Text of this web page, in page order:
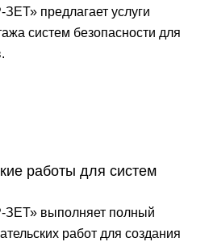
предлагает услуги
систем безопасности для
работы для систем
выполняет полный
работ для создания